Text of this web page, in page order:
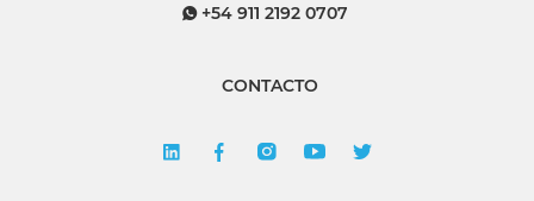
+54 911 2192 0707
CONTACTO